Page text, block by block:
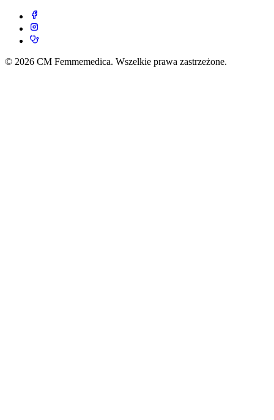
© 2026 CM Femmemedica. Wszelkie prawa zastrzeżone.